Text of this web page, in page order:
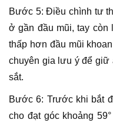
Bước 5: Điều chình tư
ở gần đầu mũi, tay còn
thấp hơn đầu mũi
chuyên gia lưu ý để giữ
sắt.
Bước 6: Trước khi bắt
cho đạt góc khoảng